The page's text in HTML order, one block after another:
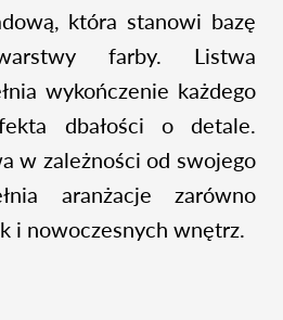
która stanowi bazę
farby. Listwa
wykończenie każdego
dbałości o detale.
w zależności od swojego
aranżacje zarówno
i nowoczesnych wnętrz.